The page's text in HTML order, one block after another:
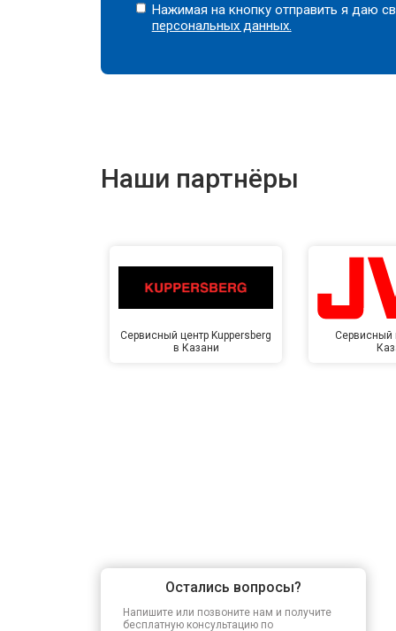
Нажимая на кнопку отправить я даю
персональных данных.
Наши партнёры
Сервисный центр Kuppersberg
в Казани
Сервисный
Остались вопросы?
Напишите или позвоните нам и получите
бесплатную консультацию по